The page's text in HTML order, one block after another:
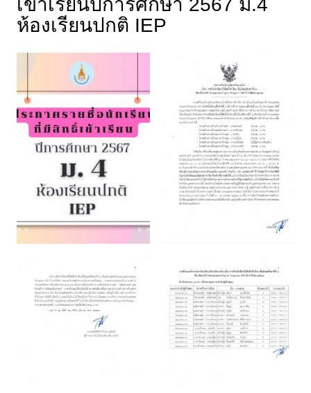
เข้าเรียนปีการศึกษา 2567 ม.4
ห้องเรียนปกติ IEP